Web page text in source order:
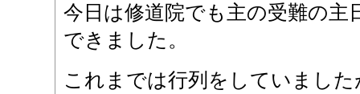
今日は修道院でも主の受難の主
できました。
これまでは行列をしていました